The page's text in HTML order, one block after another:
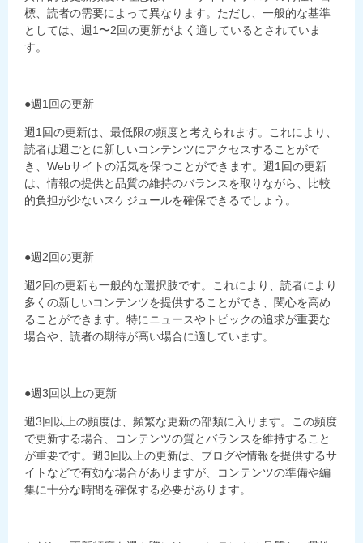
標、読者の需要によって異なります。ただし、一般的な基準
としては、週1〜2回の更新がよく適しているとされていま
す。
●週1回の更新
週1回の更新は、最低限の頻度と考えられます。これにより、
読者は週ごとに新しいコンテンツにアクセスすることがで
き、Webサイトの活気を保つことができます。週1回の更新
は、情報の提供と品質の維持のバランスを取りながら、比較
的負担が少ないスケジュールを確保できるでしょう。
●週2回の更新
週2回の更新も一般的な選択肢です。これにより、読者により
多くの新しいコンテンツを提供することができ、関心を高め
ることができます。特にニュースやトピックの追求が重要な
場合や、読者の期待が高い場合に適しています。
●週3回以上の更新
週3回以上の頻度は、頻繁な更新の部類に入ります。この頻度
で更新する場合、コンテンツの質とバランスを維持すること
が重要です。週3回以上の更新は、ブログや情報を提供するサ
イトなどで有効な場合がありますが、コンテンツの準備や編
集に十分な時間を確保する必要があります。